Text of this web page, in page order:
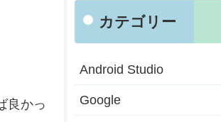
良かっ
カテゴリー
Android Studio
Google